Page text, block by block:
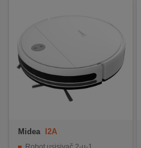
Midea I2A